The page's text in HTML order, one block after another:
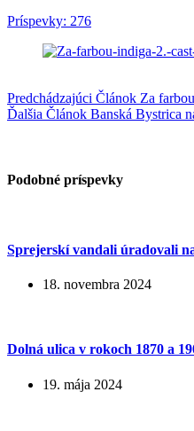
Príspevky: 276
Predchádzajúci Článok Za
Ďalšia Článok Banská Bystrica
Podobné príspevky
Sprejerskí vandali úradovali
18. novembra 2024
Dolná ulica v rokoch 1870 a
19. mája 2024